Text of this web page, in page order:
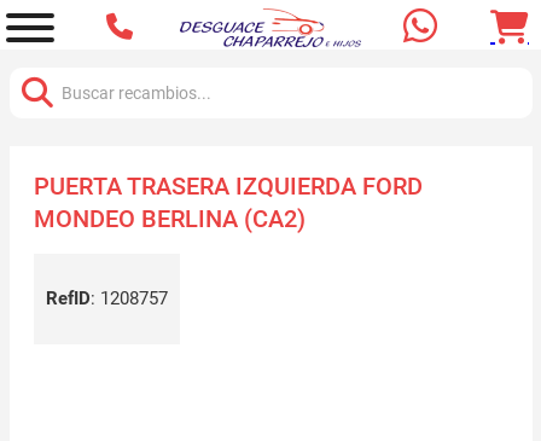
PUERTA TRASERA IZQUIERDA FORD
MONDEO BERLINA (CA2)
RefID: 1208757